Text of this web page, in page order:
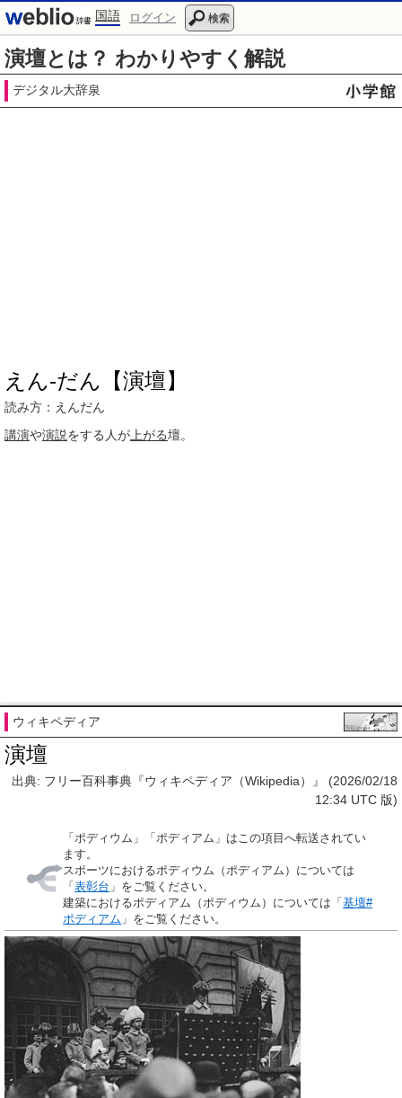
国語 ログイン 検索
演壇とは？ わかりやすく解説
デジタル大辞泉
えん‐だん【演壇】
読み方：えんだん
講演や演説をする人が 上がる壇。
ウィキペディア
演壇
出典: フリー百科事典『ウィキペディア（Wikipedia）』 (2026/02/18
12:34 UTC 版)
「 ポディウム 」「 ポディアム 」はこの項目へ転送されてい
ます。
スポーツにおけるポディウム（ポディアム）については
「表彰台 」をご覧ください。
建築におけるポディアム（ポディウム）については「基壇#
ポディアム 」をご覧ください。